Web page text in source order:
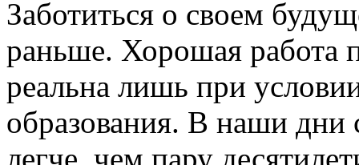
Заботиться о своем
раньше. Хорошая работа
реальна лишь при
образования. В наши дни
легче, чем пару